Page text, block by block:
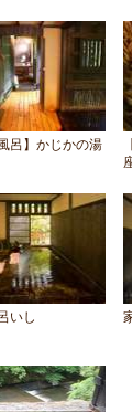
呂】かじかの湯
いし